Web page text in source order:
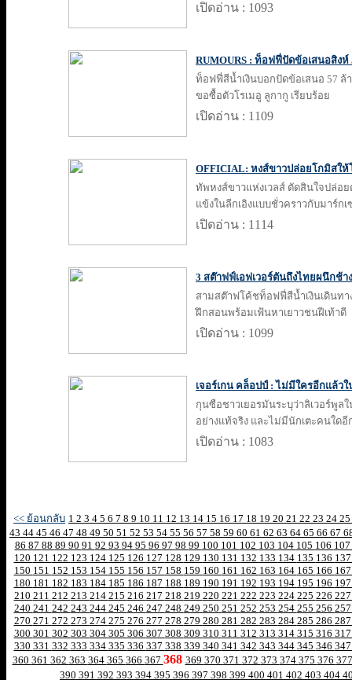
เปิดอ่าน : 1093
RUMOURS : ท็อฟฟี่ปัดข้อเสนอสิง
ท็อฟฟี่สีน้ำเงินบอกปัดข้อเสนอ 57
ขอซื้อตัวโรเมอู ลูกากู เรียบร้อย
เปิดอ่าน : 1109
OFFICIAL: หงส์ขาวปล่อยโกมิสใ
ทัพหงส์ขาวแห่งเวลส์ ตัดสินใจปล่อ
แข้งในลีกเอิงแบบชั่วคราวกับมาร์กเ
เปิดอ่าน : 1114
3 สต๊าฟฟ์เอฟเวอร์ตันถึงไทยผนึกช้
สามสต๊าฟโค้ชท็อฟฟี่สีน้ำเงินเดินท
ฝึกสอนพร้อมเฟ้นหาเยาวชนฝีเท้าดี
เปิดอ่าน : 1099
เจอร์เกน คล็อปป์ : ไม่มีใครอีกแล้ว
กุนซือชาวเยอรมันระบุว่าลิเวอร์พูล
อย่างแท้จริง และไม่มีนักเตะคนใดอี
เปิดอ่าน : 1083
<< ย้อนกลับ 1 2 3 4 5 6 7 8 9 10 11 12 13 14 15 16 17 18 19 20 21 22 23 24 25
43 44 45 46 47 48 49 50 51 52 53 54 55 56 57 58 59 60 61 62 63 64 65 66 67
86 87 88 89 90 91 92 93 94 95 96 97 98 99 100 101 102 103 104 105 106 107
120 121 122 123 124 125 126 127 128 129 130 131 132 133 134 135 136
150 151 152 153 154 155 156 157 158 159 160 161 162 163 164 165 166
180 181 182 183 184 185 186 187 188 189 190 191 192 193 194 195 196
210 211 212 213 214 215 216 217 218 219 220 221 222 223 224 225 226
240 241 242 243 244 245 246 247 248 249 250 251 252 253 254 255 256
270 271 272 273 274 275 276 277 278 279 280 281 282 283 284 285 286
300 301 302 303 304 305 306 307 308 309 310 311 312 313 314 315 316
330 331 332 333 334 335 336 337 338 339 340 341 342 343 344 345 346
360 361 362 363 364 365 366 367 368 369 370 371 372 373 374 375 376
390 391 392 393 394 395 396 397 398 399 400 401 402 403 404